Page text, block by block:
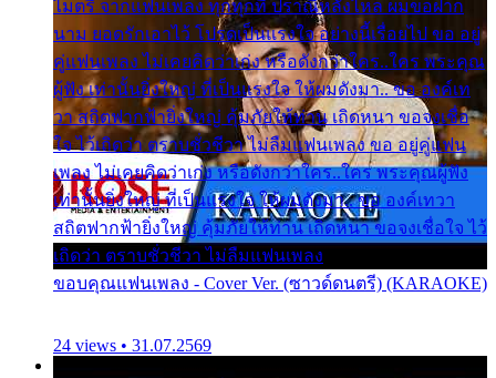
ไมตรี จากแฟนเพลง ทุกทุกที่ ปราณีหลั่งไหล ผมขอฝาก
นาม ยอดรักเอาไว้ โปรดเป็นแรงใจ อย่างนี้เรื่อยไป ขอ อยู่
คู่แฟนเพลง ไม่เคยคิดว่าเก่ง หรือดังกว่าใคร..ใคร พระคุณ
ผู้ฟัง เท่านั้นยิ่งใหญ่ ที่เป็นแรงใจ ให้ผมดังมา.. ขอ องค์เท
วา สถิตฟากฟ้ายิ่งใหญ่ คุ้มภัยให้ท่าน เถิดหนา ขอจงเชื่อ
ใจ ไว้เถิดว่า ตราบชั่วชีวา ไม่ลืมแฟนเพลง ขอ อยู่คู่แฟน
เพลง ไม่เคยคิดว่าเก่ง หรือดังกว่าใคร..ใคร พระคุณผู้ฟัง
เท่านั้นยิ่งใหญ่ ที่เป็นแรงใจ ให้ผมดังมา.. ขอ องค์เทวา
สถิตฟากฟ้ายิ่งใหญ่ คุ้มภัยให้ท่าน เถิดหนา ขอจงเชื่อใจ ไว้
เถิดว่า ตราบชั่วชีวา ไม่ลืมแฟนเพลง
ขอบคุณแฟนเพลง - Cover Ver. (ซาวด์ดนตรี) (KARAOKE)
24 views • 31.07.2569